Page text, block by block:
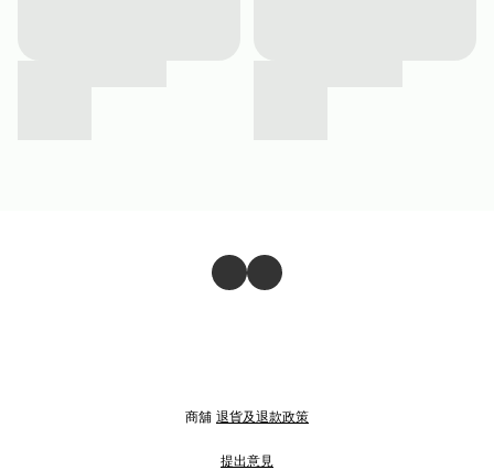
商舖 退貨及退款政策
提出意見